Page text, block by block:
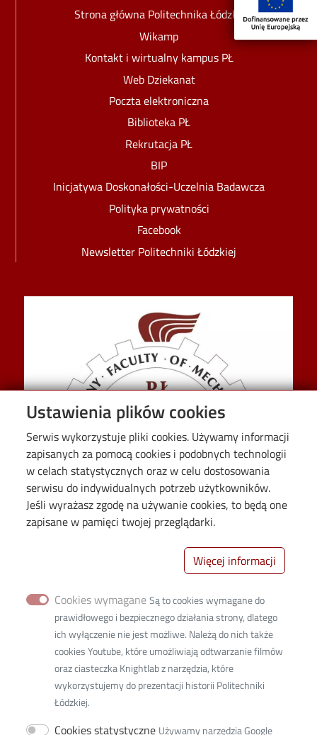
Ustawienia plików cookies
Serwis wykorzystuje pliki cookies. Używamy informacji
zapisanych za pomocą cookies i podobnych technologii
w celach statystycznych oraz w celu dostosowania
serwisu do indywidualnych potrzeb użytkowników.
Jeśli wyrażasz zgodę na używanie cookies, to będą one
zapisane w pamięci twojej przeglądarki.
Więcej informacji
Cookies wymagane Są to cookies wymagane do
prawidłowego i bezpiecznego działania strony, dlatego
ich wyłączenie nie jest możliwe. Należą do nich także
cookies Youtube, które umożliwiają odtwarzanie filmów
oraz ciasteczka Knightlab z narzędzia, które
wykorzystujemy do prezentacji historii Politechniki
Łódzkiej.
Cookies statystyczne Używamy narzędzia Google
90‐537 Łódź ul. Stefanowskiego 1/15
tel. 42 631 22 02
w1w1d@adm.p.lodz.pl
NIP 727-002-18-95
REGON 000001583
Strona główna Politechnika Łódzka
Wikamp
Kontakt i wirtualny kampus PŁ
Web Dziekanat
Poczta elektroniczna
Biblioteka PŁ
Rekrutacja PŁ
BIP
Inicjatywa Doskonałości-Uczelnia Badawcza
Polityka prywatności
Facebook
Newsletter Politechniki Łódzkiej